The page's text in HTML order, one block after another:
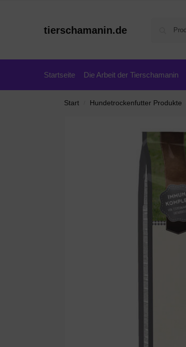
tierschamanin.de
Startseite Die Arbeit der Tierschamanin
Start Hundetrockenfutter Produkte